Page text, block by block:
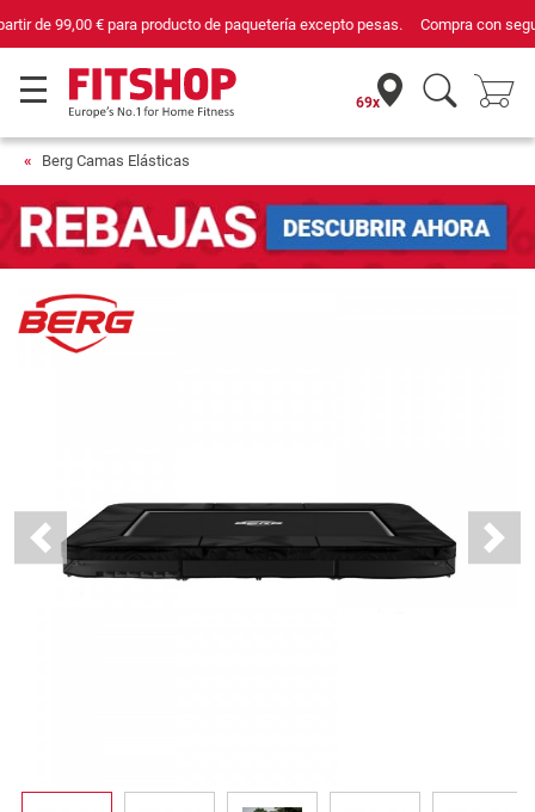
Compra con seguridad en Fitshop, comercio con sello de Confianza Online.
69x
Berg Camas Elásticas
Previous Next